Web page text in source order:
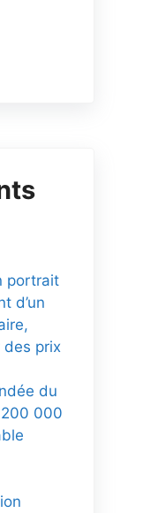
portrait
d’un
des prix
du
200 000